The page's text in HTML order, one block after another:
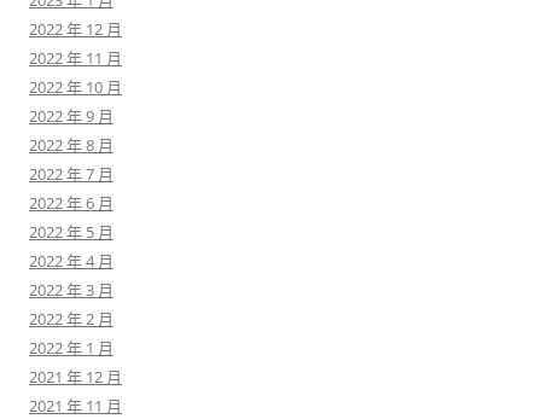
2022 年 12 月
2022 年 11 月
2022 年 10 月
2022 年 9 月
2022 年 8 月
2022 年 7 月
2022 年 6 月
2022 年 5 月
2022 年 4 月
2022 年 3 月
2022 年 2 月
2022 年 1 月
2021 年 12 月
2021 年 11 月